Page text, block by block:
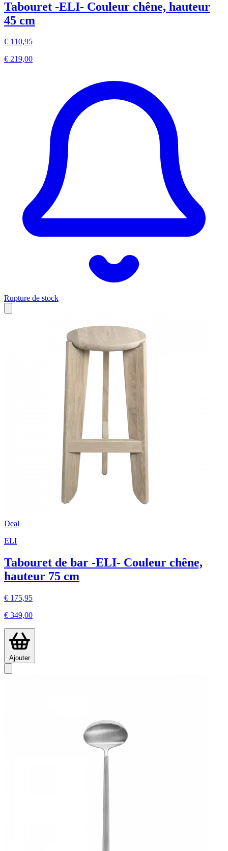
Tabouret -ELI- Couleur chêne, hauteur
45 cm
€ 110,95
€ 219,00
Rupture de stock
Deal
ELI
Tabouret de bar -ELI- Couleur chêne,
hauteur 75 cm
€ 175,95
€ 349,00
Ajouter